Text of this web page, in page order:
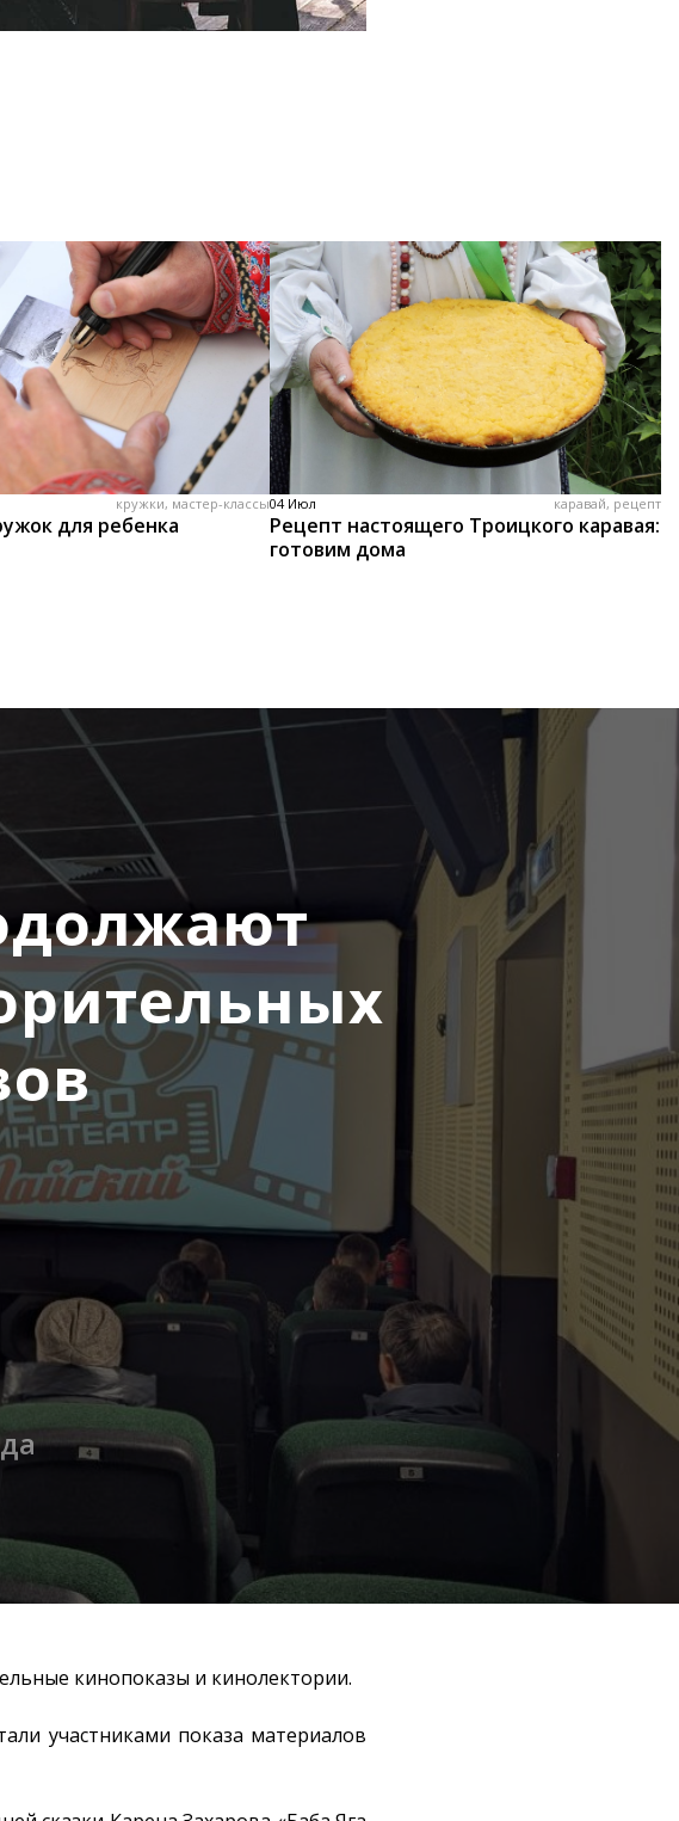
кружки, мастер-классы
для ребенка
04 Июл каравай, рецепт
Рецепт настоящего Троицкого каравая:
готовим дома
кинопоказы и кинолектории.
участниками показа материалов